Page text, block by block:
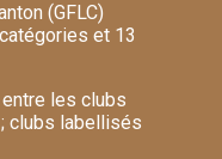
(GFLC)
et 13
les clubs
clubs labellisés